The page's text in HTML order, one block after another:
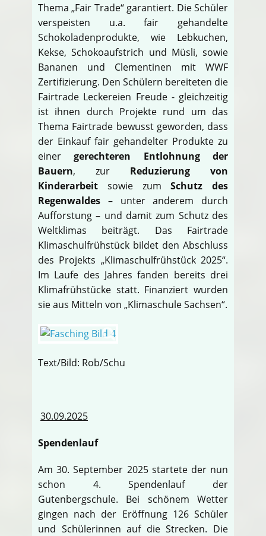
Thema „Fair Trade“ garantiert. Die Schüler
verspeisten u.a. fair gehandelte
Schokoladenprodukte, wie Lebkuchen,
Kekse, Schokoaufstrich und Müsli, sowie
Bananen und Clementinen mit WWF
Zertifizierung. Den Schülern bereiteten die
Fairtrade Leckereien Freude - gleichzeitig
ist ihnen durch Projekte rund um das
Thema Fairtrade bewusst geworden, dass
der Einkauf fair gehandelter Produkte zu
einergerechteren Entlohnung der
Bauern, zur Reduzierung von
Kinderarbeit sowie zumSchutz des
Regenwaldes – unter anderem durch
Aufforstung – und damit zum Schutz des
Weltklimas beiträgt. Das Fairtrade
Klimaschulfrühstück bildet den Abschluss
des Projekts „Klimaschulfrühstück 2025“.
Im Laufe des Jahres fanden bereits drei
Klimafrühstücke statt. Finanziert wurden
sie aus Mitteln von „Klimaschule Sachsen“.
Text/Bild: Rob/Schu
30.09.2025
Spendenlauf
Am 30. September 2025 startete der nun
schon 4. Spendenlauf der
Gutenbergschule. Bei schönem Wetter
gingen nach der Eröffnung 126 Schüler
und Schülerinnen auf die Strecken. Die